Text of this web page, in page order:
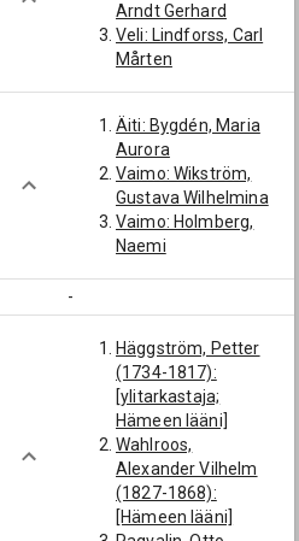
Arndt Gerhard
Veli: Lindforss, Carl
Mårten
Äiti: Bygdén, Maria
Aurora
Vaimo: Wikström,
Gustava Wilhelmina
Vaimo: Holmberg,
Naemi
-
Häggström, Petter
(1734-1817):
[ylitarkastaja;
Hämeen lääni]
Wahlroos,
Alexander Vilhelm
(1827-1868):
[Hämeen lääni]